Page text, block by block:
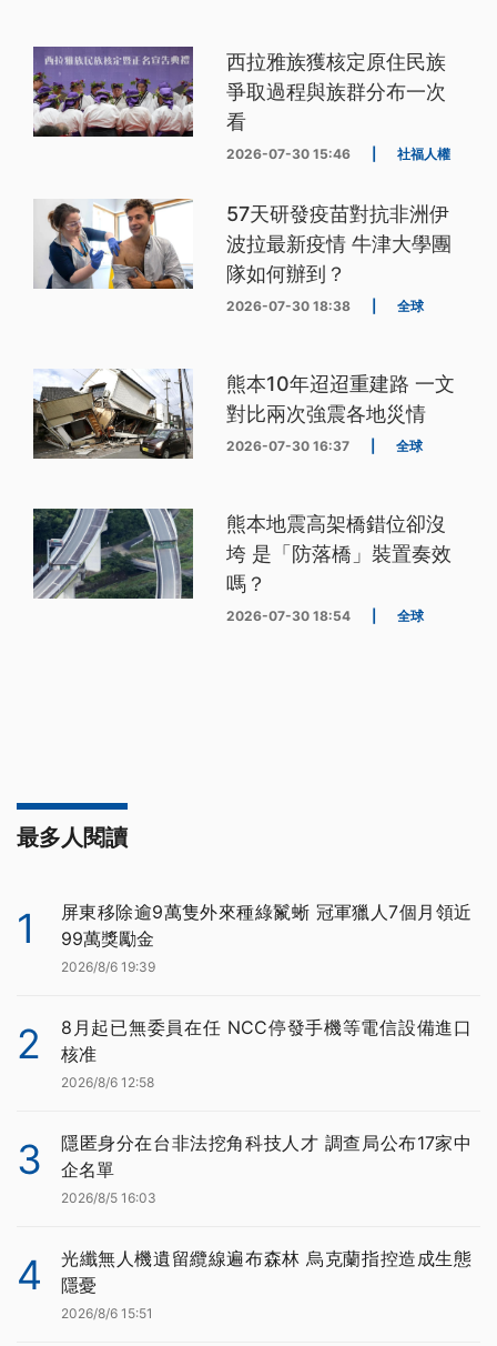
西拉雅族獲核定原住民族
爭取過程與族群分布一次
看
2026-07-30 15:46 社福人權
57天研發疫苗對抗非洲伊
波拉最新疫情 牛津大學團
隊如何辦到？
2026-07-30 18:38 全球
熊本10年迢迢重建路 一文
對比兩次強震各地災情
2026-07-30 16:37 全球
熊本地震高架橋錯位卻沒
垮 是「防落橋」裝置奏效
嗎？
2026-07-30 18:54 全球
最多人閱讀
1
屏東移除逾9萬隻外來種綠鬣蜥 冠軍獵人7個月領近
99萬獎勵金
2026/8/6 19:39
2
8月起已無委員在任 NCC停發手機等電信設備進口
核准
2026/8/6 12:58
3
隱匿身分在台非法挖角科技人才 調查局公布17家中
企名單
2026/8/5 16:03
4
光纖無人機遺留纜線遍布森林 烏克蘭指控造成生態
隱憂
2026/8/6 15:51